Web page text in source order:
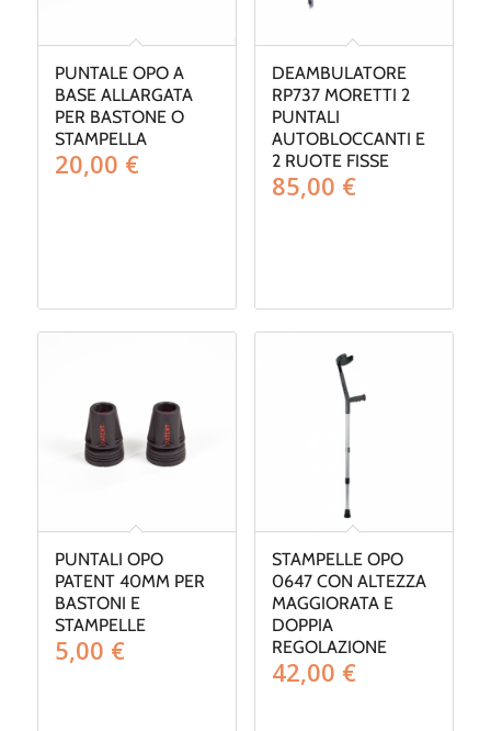
PUNTALE OPO A
BASE ALLARGATA
PER BASTONE O
STAMPELLA
20,00 €
DEAMBULATORE
RP737 MORETTI 2
PUNTALI
AUTOBLOCCANTI E
2 RUOTE FISSE
85,00 €
PUNTALI OPO
PATENT 40MM PER
BASTONI E
STAMPELLE
5,00 €
STAMPELLE OPO
0647 CON ALTEZZA
MAGGIORATA E
DOPPIA
REGOLAZIONE
42,00 €